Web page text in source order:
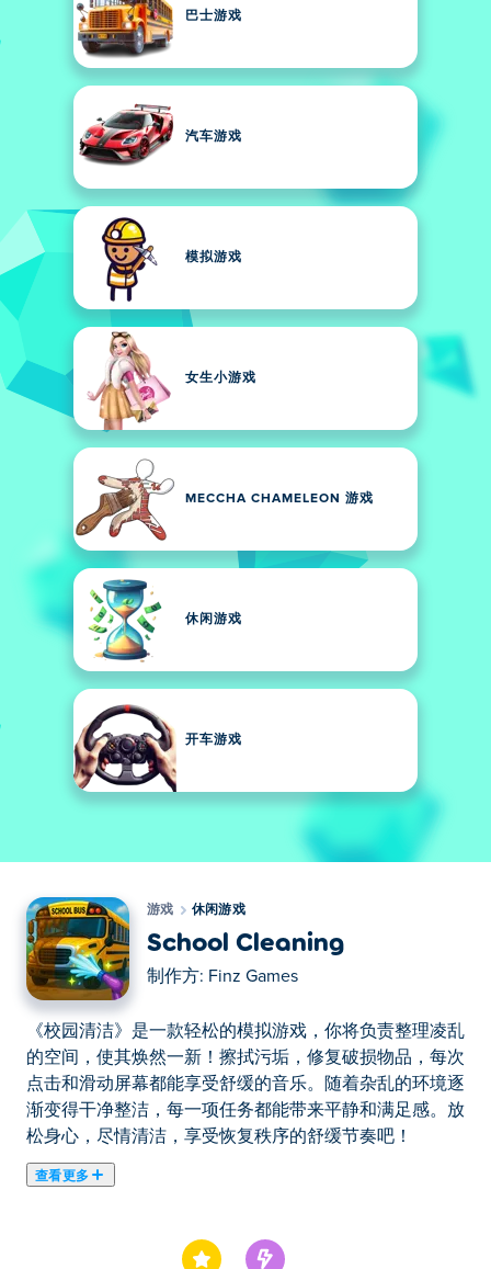
巴士游戏
汽车游戏
模拟游戏
女生小游戏
MECCHA CHAMELEON 游戏
休闲游戏
开车游戏
游戏 休闲游戏
School Cleaning
制作方: Finz Games
《校园清洁》是一款轻松的模拟游戏，你将负责整理凌乱
的空间，使其焕然一新！擦拭污垢，修复破损物品，每次
点击和滑动屏幕都能享受舒缓的音乐。随着杂乱的环境逐
渐变得干净整洁，每一项任务都能带来平静和满足感。放
松身心，尽情清洁，享受恢复秩序的舒缓节奏吧！
查看更多
点击和滑动屏幕都能享受舒缓的音乐。随着杂乱的环境逐